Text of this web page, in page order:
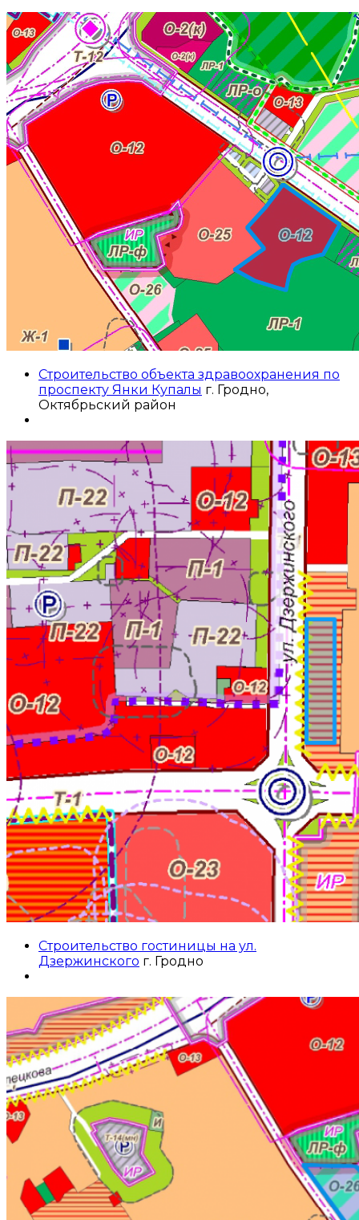
Строительство объекта здравоохранения по
проспекту Янки Купалы г. Гродно,
Октябрьский район
Строительство гостиницы на ул.
Дзержинского г. Гродно